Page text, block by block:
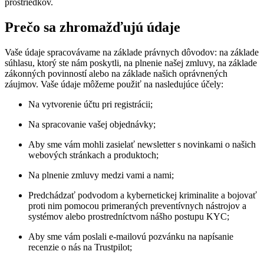
Prečo sa zhromažďujú údaje
Vaše údaje spracovávame na základe právnych dôvodov: na základe
súhlasu, ktorý ste nám poskytli, na plnenie našej zmluvy, na základe
zákonných povinností alebo na základe našich oprávnených
záujmov. Vaše údaje môžeme použiť na nasledujúce účely:
Na vytvorenie účtu pri registrácii;
Na spracovanie vašej objednávky;
Aby sme vám mohli zasielať newsletter s novinkami o našich
webových stránkach a produktoch;
Na plnenie zmluvy medzi vami a nami;
Predchádzať podvodom a kybernetickej kriminalite a bojovať
proti nim pomocou primeraných preventívnych nástrojov a
systémov alebo prostredníctvom nášho postupu KYC;
Aby sme vám poslali e-mailovú pozvánku na napísanie
recenzie o nás na Trustpilot;